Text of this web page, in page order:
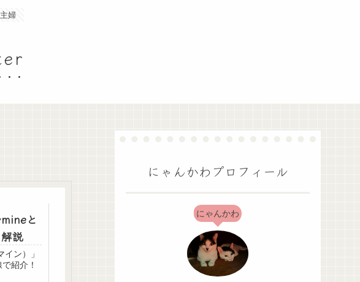
婦
と
説
ン）」
紹介！
にゃんかわプロフィール
にゃんかわ